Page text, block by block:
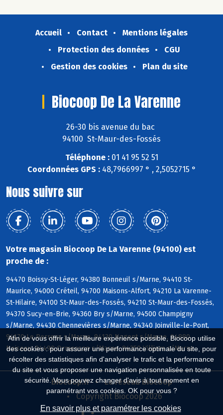
Afin de vous offrir la meilleure expérience possible, Biocoop utilise
des cookies : pour assurer une performance optimale du site, pour
récolter des statistiques afin d'analyser le trafic et la performance
du site et vous proposer une navigation personnalisée en toute
sécurité. Vous pouvez changer d'avis à tout moment en
paramétrant vos cookies. OK pour vous ?
En savoir plus et paramétrer les cookies
Accueil Contact
Mentions légales
Protection des données
CGU
Gestion des cookies
Plan du site
Biocoop De La Varenne
26-30 bis avenue du bac
94100 St-Maur-des-Fossés
Téléphone :01 41 95 52 51
Coordonnées GPS :48,7966997 ° , 2,5052715 °
Nous suivre sur
Votre magasin Biocoop De La Varenne (94100) est
proche de :
94470 Boissy-St-Léger, 94380 Bonneuil s/Marne, 94410 St-
Maurice, 94000 Créteil, 94700 Maisons-Alfort, 94210 La Varenne-
St-Hilaire, 94100 St-Maur-des-Fossés, 94210 St-Maur-des-Fossés,
94370 Sucy-en-Brie, 94360 Bry s/Marne, 94500 Champigny
s/Marne, 94430 Chennevières s/Marne, 94340 Joinville-le-Pont,
94170 Le Perreux s/Marne, 94130 Nogent s/Marne, 94880
Noiseau, 94490 Ormesson s/Marne, 94350 Villiers s/Marne
Biocoop.fr
Le réseau Biocoop
Copyright Biocoop 2026